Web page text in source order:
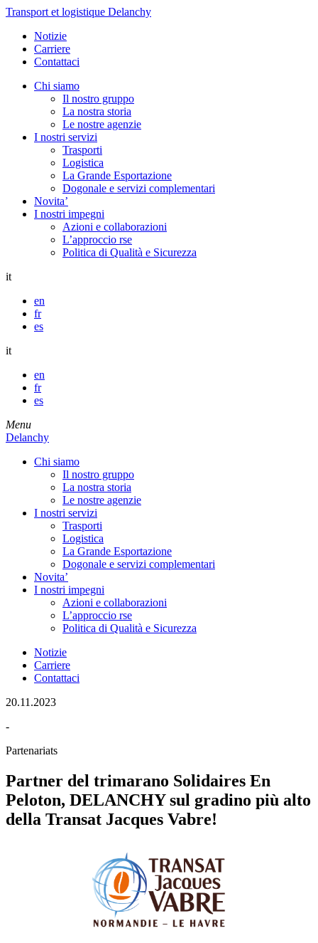
Transport et logistique Delanchy
Notizie
Carriere
Contattaci
Chi siamo
Il nostro gruppo
La nostra storia
Le nostre agenzie
I nostri servizi
Trasporti
Logistica
La Grande Esportazione
Dogonale e servizi complementari
Novita’
I nostri impegni
Azioni e collaborazioni
L’approccio rse
Politica di Qualità e Sicurezza
it
en
fr
es
it
en
fr
es
Menu
Delanchy
Chi siamo
Il nostro gruppo
La nostra storia
Le nostre agenzie
I nostri servizi
Trasporti
Logistica
La Grande Esportazione
Dogonale e servizi complementari
Novita’
I nostri impegni
Azioni e collaborazioni
L’approccio rse
Politica di Qualità e Sicurezza
Notizie
Carriere
Contattaci
20.11.2023
-
Partenariats
Partner del trimarano Solidaires En
Peloton, DELANCHY sul gradino più alto
della Transat Jacques Vabre!